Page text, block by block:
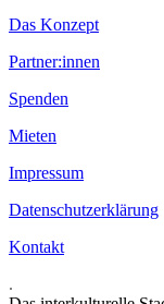
Das Konzept
Partner:innen
Spenden
Mieten
Impressum
Datenschutzerklärung
Kontakt
.